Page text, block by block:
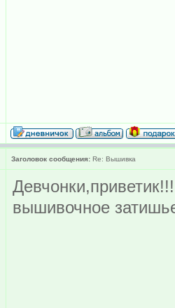
Заголовок сообщения: Re: Вышивка
вышивочное